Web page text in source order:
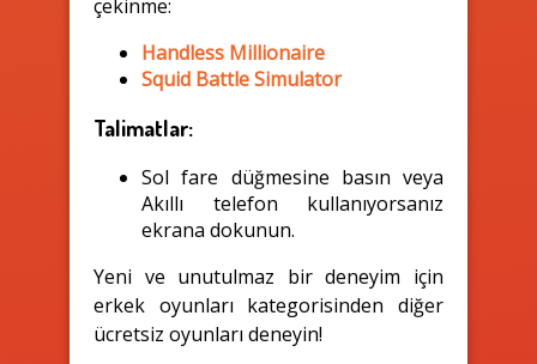
çekinme:
Handless Millionaire
Squid Battle Simulator
Talimatlar:
Sol fare düğmesine basın veya
Akıllı telefon kullanıyorsanız
ekrana dokunun.
Yeni ve unutulmaz bir deneyim için
erkek oyunları kategorisinden diğer
ücretsiz oyunları deneyin!